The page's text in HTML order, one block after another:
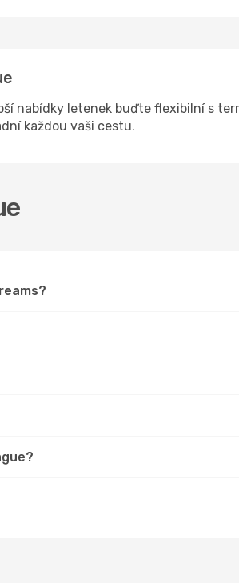
nabídky letenek buďte flexibilní s
každou vaši cestu.